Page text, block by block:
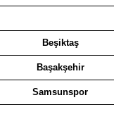
Beşiktaş
Başakşehir
Samsunspor